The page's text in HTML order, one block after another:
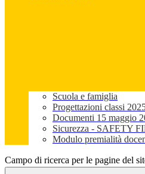
Scuola e famiglia
Progettazioni classi
Documenti 15 maggio
Sicurezza - SAFETY
Modulo premialità
Campo di ricerca per le pagine del